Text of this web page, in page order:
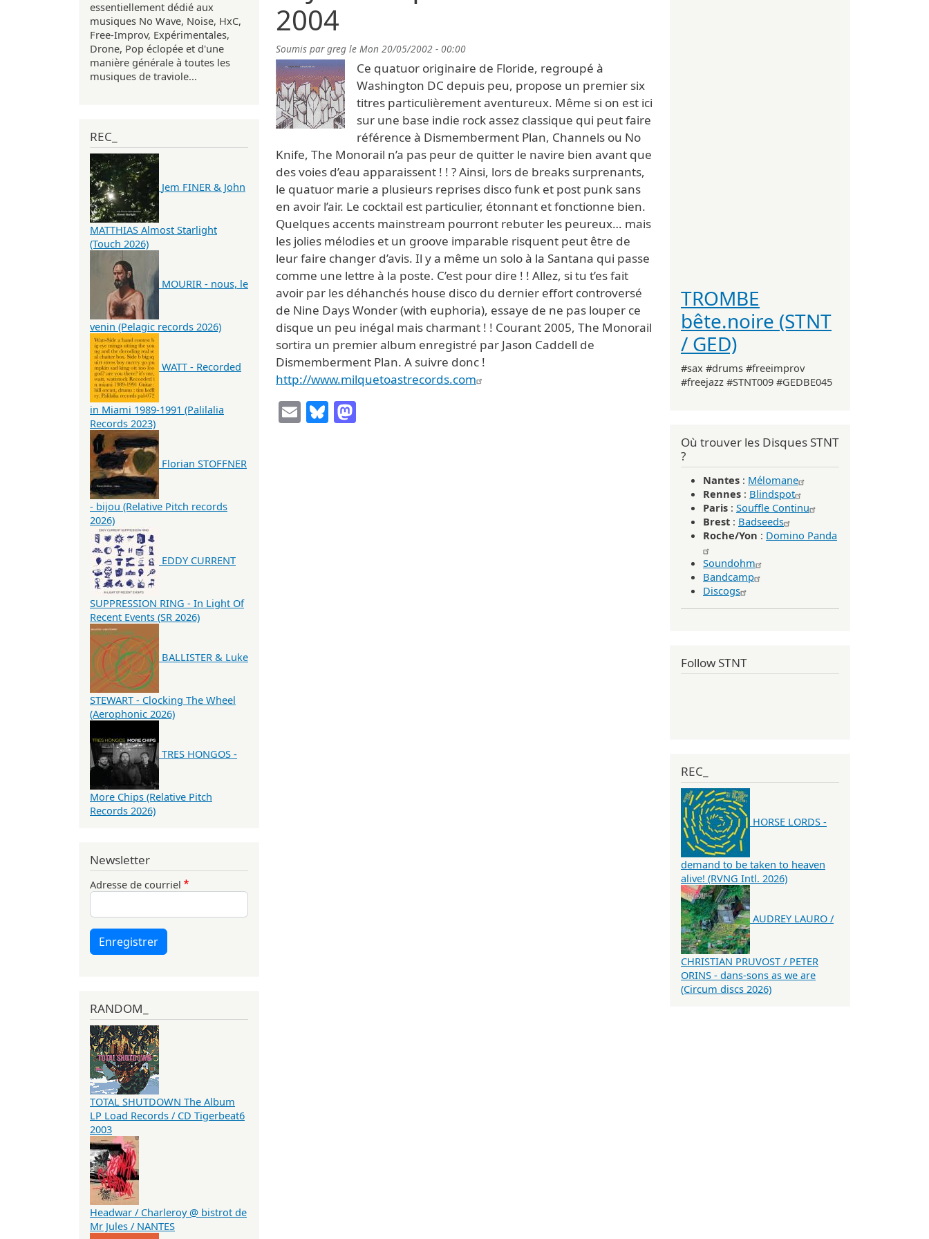
2004
Soumis pargreg le Mon 20/05/2002 - 00:00
Ce quatuor originaire de Floride, regroupé à
Washington DC depuis peu, propose un premier six
titres particulièrement aventureux. Même si on est ici
sur une base indie rock assez classique qui peut faire
référence à Dismemberment Plan, Channels ou No
Knife, The Monorail n’a pas peur de quitter le navire bien avant que
des voies d’eau apparaissent ! ! ? Ainsi, lors de breaks surprenants,
le quatuor marie a plusieurs reprises disco funk et post punk sans
en avoir l’air. Le cocktail est particulier, étonnant et fonctionne bien.
Quelques accents mainstream pourront rebuter les peureux… mais
les jolies mélodies et un groove imparable risquent peut être de
leur faire changer d’avis. Il y a même un solo à la Santana qui passe
comme une lettre à la poste. C’est pour dire ! ! Allez, si tu t’es fait
avoir par les déhanchés house disco du dernier effort controversé
de Nine Days Wonder (with euphoria), essaye de ne pas louper ce
disque un peu inégal mais charmant ! ! Courant 2005, The Monorail
sortira un premier album enregistré par Jason Caddell de
Dismemberment Plan. A suivre donc !
http://www.milquetoastrecords.com
EmailBluesky
essentiellement dédié aux
musiques No Wave, Noise, HxC,
Free-Improv, Expérimentales,
Drone, Pop éclopée et d'une
manière générale à toutes les
musiques de traviole...
REC_
Jem FINER & John
MATTHIAS Almost Starlight
(Touch 2026)
MOURIR - nous, le
venin (Pelagic records 2026)
WATT - Recorded
in Miami 1989-1991 (Palilalia
Records 2023)
Florian STOFFNER
- bijou (Relative Pitch records
2026)
EDDY CURRENT
SUPPRESSION RING - In Light Of
Recent Events (SR 2026)
BALLISTER & Luke
STEWART - Clocking The Wheel
(Aerophonic 2026)
TRES HONGOS -
More Chips (Relative Pitch
Records 2026)
Newsletter
Adresse de courriel
Enregistrer
RANDOM_
TOTAL SHUTDOWN The Album
LP Load Records / CD Tigerbeat6
2003
Headwar / Charleroy @ bistrot de
Mr Jules / NANTES
TROMBE
bête.noire (STNT
/ GED)
#sax #drums #freeimprov
#freejazz #STNT009 #GEDBE045
Où trouver les Disques STNT
?
Nantes : Mélomane
Rennes : Blindspot
Paris : Souffle Continu
Brest : Badseeds
Roche/Yon : Domino Panda
Soundohm
Bandcamp
Discogs
Follow STNT
REC_
HORSE LORDS -
demand to be taken to heaven
alive! (RVNG Intl. 2026)
AUDREY LAURO /
CHRISTIAN PRUVOST / PETER
ORINS - dans-sons as we are
(Circum discs 2026)